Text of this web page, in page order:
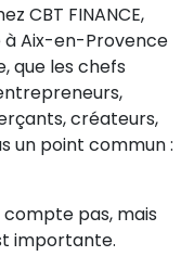
CBT FINANCE,
Aix-en-Provence
que les chefs
créateurs,
un point commun :
compte pas, mais
importante.